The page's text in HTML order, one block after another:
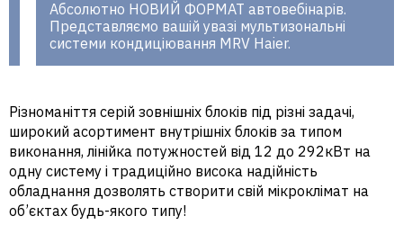
Абсолютно НОВИЙ ФОРМАТ автовебінарів.
Представляємо вашій увазі мультизональні
системи кондиціювання MRV Haier.
Різноманіття серій зовнішніх блоків під різні задачі,
широкий асортимент внутрішніх блоків за типом
виконання, лінійка потужностей від 12 до 292кВт на
одну систему і традиційно висока надійність
обладнання дозволять створити свій мікроклімат на
об’єктах будь-якого типу!